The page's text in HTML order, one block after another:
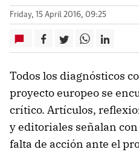
Friday, 15 April 2016, 09:25
Todos los diagnósticos
proyecto europeo se
crítico. Artículos,
y editoriales señalan
falta de acción ante el